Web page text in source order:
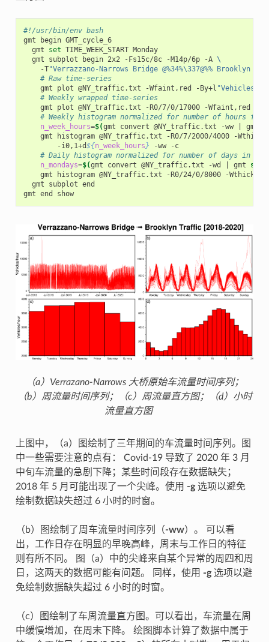
#!/usr/bin/env bash
gmt
begin
GMT_cycle_6
gmt
set TIME_WEEK_START
Monday
gmt
subplot begin 2x2 -Fs15c/8c -M14p/6p -A \
-T"Verrazzano-Narrows Bridge @%34%\337@%% Brooklyn
# Raw time-series
gmt
plot @NY_traffic.txt -Wfaint,red -By+l "Vehicles/
# Weekly wrapped time-series
gmt
plot @NY_traffic.txt -R0/7/0/17000 -Wfaint,red
# Weekly histogram normalized for number of hours for
n_week_hours=$(gmt convert @NY_traffic.txt -ww gmt
gmt
histogram @NY_traffic.txt -R0/7/2000/4000 -Wthick
-i0,1+d${ n_week_hours} -ww
-c
# Daily histogram normalized for number of days in
n_mondays=$(gmt convert @NY_traffic.txt -wd gmt
gmt
histogram @NY_traffic.txt -R0/24/0/8000 -Wthick
gmt
subplot end
gmt end show
（a）Verrazano-Narrows 大桥原始车流量时间序列；
（b）周流量时间序列；（c）周流量直方图；（d）小时
流量直方图
上图中，（a）图绘制了三年期间的车流量时间序列。图
中一些需要注意的点有： Covid-19 导致了 2020 年 3 月
中旬车流量的急剧下降；某些时间段存在数据缺失；
2018 年 5 月可能出现了一个尖峰。使用 -g选项以避免
绘制数据缺失超过 6 小时的时窗。
（b）图绘制了周车流量时间序列（-ww）。 可以看
出，工作日存在明显的早晚高峰，周末与工作日的特征
则有所不同。 图（a）中的尖峰来自某个异常的周四和周
日，这两天的数据可能有问题。 同样，使用 -g选项以避
免绘制数据缺失超过 6 小时的时窗。
（c）图绘制了车周流量直方图。可以看出，车流量在周
中缓慢增加，在周末下降。 绘图脚本计算了数据中属于